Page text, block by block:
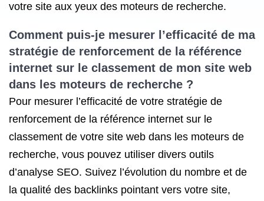
votre site aux yeux des moteurs de recherche.
Comment puis-je mesurer l’efficacité de ma
stratégie de renforcement de la référence
internet sur le classement de mon site web
dans les moteurs de recherche ?
Pour mesurer l’efficacité de votre stratégie de
renforcement de la référence internet sur le
classement de votre site web dans les moteurs de
recherche, vous pouvez utiliser divers outils
d’analyse SEO. Suivez l’évolution du nombre et de
la qualité des backlinks pointant vers votre site,